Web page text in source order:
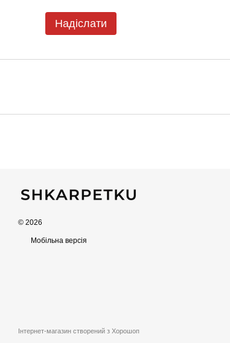
Надіслати
© 2026
Мобільна версія
Інтернет-магазин створений з Хорошоп